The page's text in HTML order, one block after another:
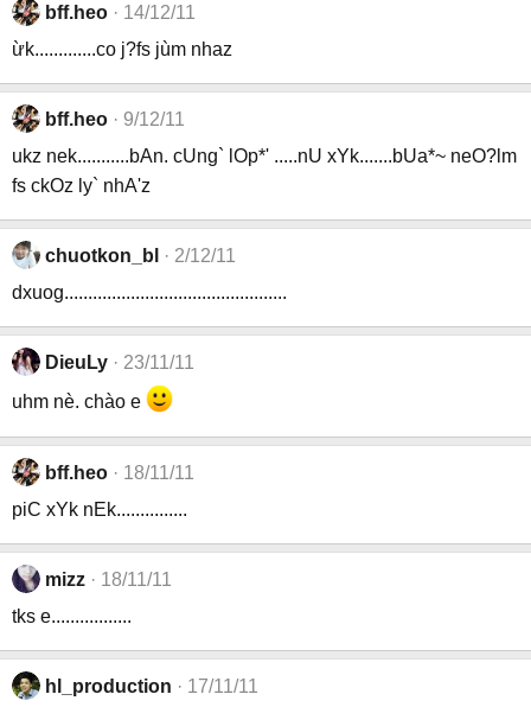
bff.heo
14/12/11
ừk.............co j?fs jùm nhaz
bff.heo
9/12/11
ukz nek...........bAn. cUng` lOp*' .....nU xYk.......bUa*~ neO?lm
fs ckOz ly` nhA'z
chuotkon_bl
2/12/11
dxuog...............................................
DieuLy
23/11/11
uhm nè. chào e
bff.heo
18/11/11
piC xYk nEk...............
mizz
18/11/11
tks e.................
hl_production 17/11/11